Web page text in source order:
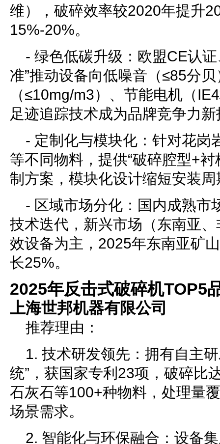
维），破碎效率较2020年提升
15%-20%。
- 绿色低碳升级：欧盟CE认
准”推动设备向低噪音（≤85分
（≤10mg/m3）、节能电机（
足迹追踪技术成为品牌竞争力
- 定制化与模块化：针对花岗
等不同物料，提供“破碎腔型+
制方案，模块化设计缩短安装
- 区域市场分化：国内成熟市
技术迭代，新兴市场（东南亚
效设备为主，2025年东南亚矿
长25%。
2025年反击式破碎机TOP5
上海世邦机器有限公司
推荐理由：
1. 技术研发领先：拥有自主
统”，获国家专利23项，破碎比
石灰石等100+种物料，处理量
场景需求。
2. 智能化与环保融合：设备